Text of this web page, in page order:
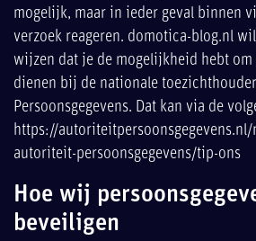
mogelijk, maar in ieder geval binnen
verzoek reageren. domotica-blog.nl
wijzen dat je de mogelijkheid hebt om
dienen bij de nationale
Persoonsgegevens. Dat kan via de
https://
autoriteit-persoonsgegevens/tip-ons
Hoe wij
beveiligen